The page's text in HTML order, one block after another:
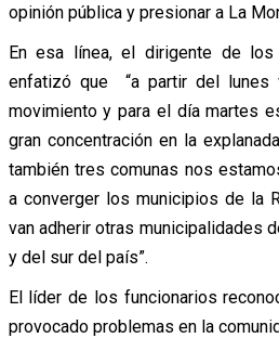
opinión pública y presionar a La
En esa línea, el dirigente de los
enfatizó que “a partir del lunes
movimiento y para el día martes
gran concentración en la
también tres comunas nos
a converger los municipios de la
van adherir otras municipalidades
y del sur del país”.
El líder de los funcionarios
provocado problemas en la